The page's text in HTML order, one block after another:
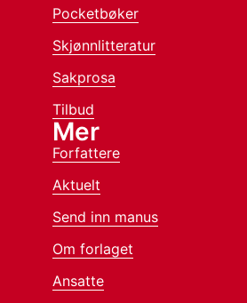
Pocketbøker
Skjønnlitteratur
Sakprosa
Tilbud
Mer
Forfattere
Aktuelt
Send inn manus
Om forlaget
Ansatte